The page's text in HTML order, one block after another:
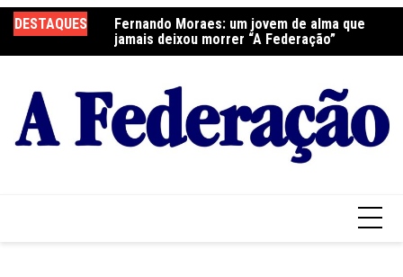
para
o
DESTAQUES
Fernando Moraes: um jovem de alma que
jamais deixou morrer “A Federação”
Curso Oração e Vida na Paróquia São José